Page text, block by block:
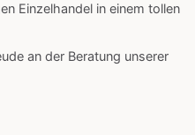
Einzelhandel in einem tollen
an der Beratung unserer